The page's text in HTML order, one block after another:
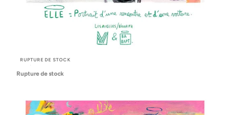
RUPTURE DE STOCK
AFFICHE « ELLE »
Rupture de stock